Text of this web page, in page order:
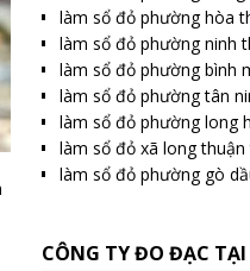
làm sổ đỏ phường hòa
làm sổ đỏ phường ninh
làm sổ đỏ phường bình
làm sổ đỏ phường tân
làm sổ đỏ phường long
làm sổ đỏ xã long
làm sổ đỏ phường gò
CÔNG TY ĐO ĐẠC